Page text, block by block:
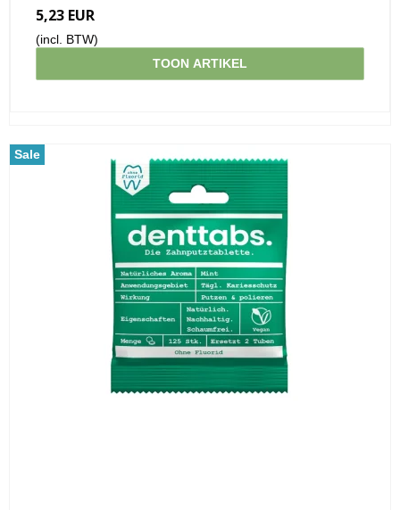
5,23 EUR
(incl. BTW)
TOON ARTIKEL
Sale